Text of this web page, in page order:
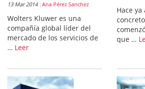
13 Mar 2014 Ana Pérez Sanchez
Wolters Kluwer es una
compañía global líder del
mercado de los servicios de
… Leer
Hace
que …